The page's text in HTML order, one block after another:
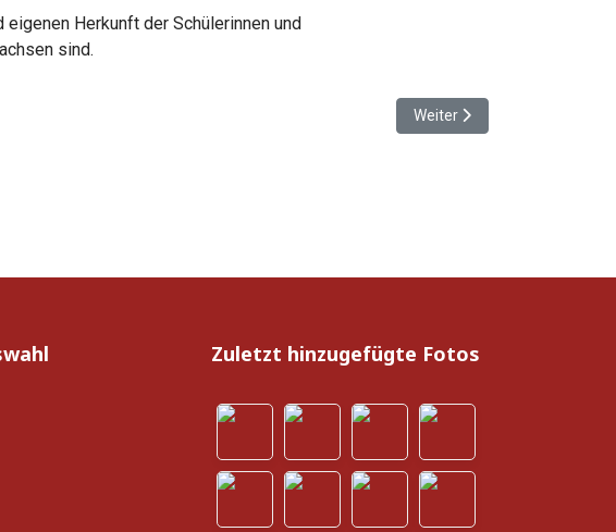
Herkunft der Schülerinnen und
sind.
Nächster Beitrag:
Weiter
Zuletzt hinzugefügte Fotos